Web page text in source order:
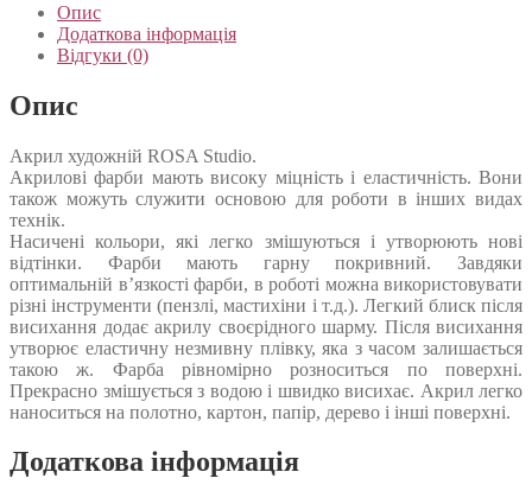
Опис
Додаткова інформація
Відгуки (0)
Опис
Акрил художній ROSA Studio.
Акрилові фарби мають високу міцність і еластичність. Вони
також можуть служити основою для роботи в інших видах
технік.
Насичені кольори, які легко змішуються і утворюють нові
відтінки. Фарби мають гарну покривний. Завдяки
оптимальній в’язкості фарби, в роботі можна використовувати
різні інструменти (пензлі, мастихіни і т.д.). Легкий блиск після
висихання додає акрилу своєрідного шарму. Після висихання
утворює еластичну незмивну плівку, яка з часом залишається
такою ж. Фарба рівномірно розноситься по поверхні.
Прекрасно змішується з водою і швидко висихає. Акрил легко
наноситься на полотно, картон, папір, дерево і інші поверхні.
Додаткова інформація